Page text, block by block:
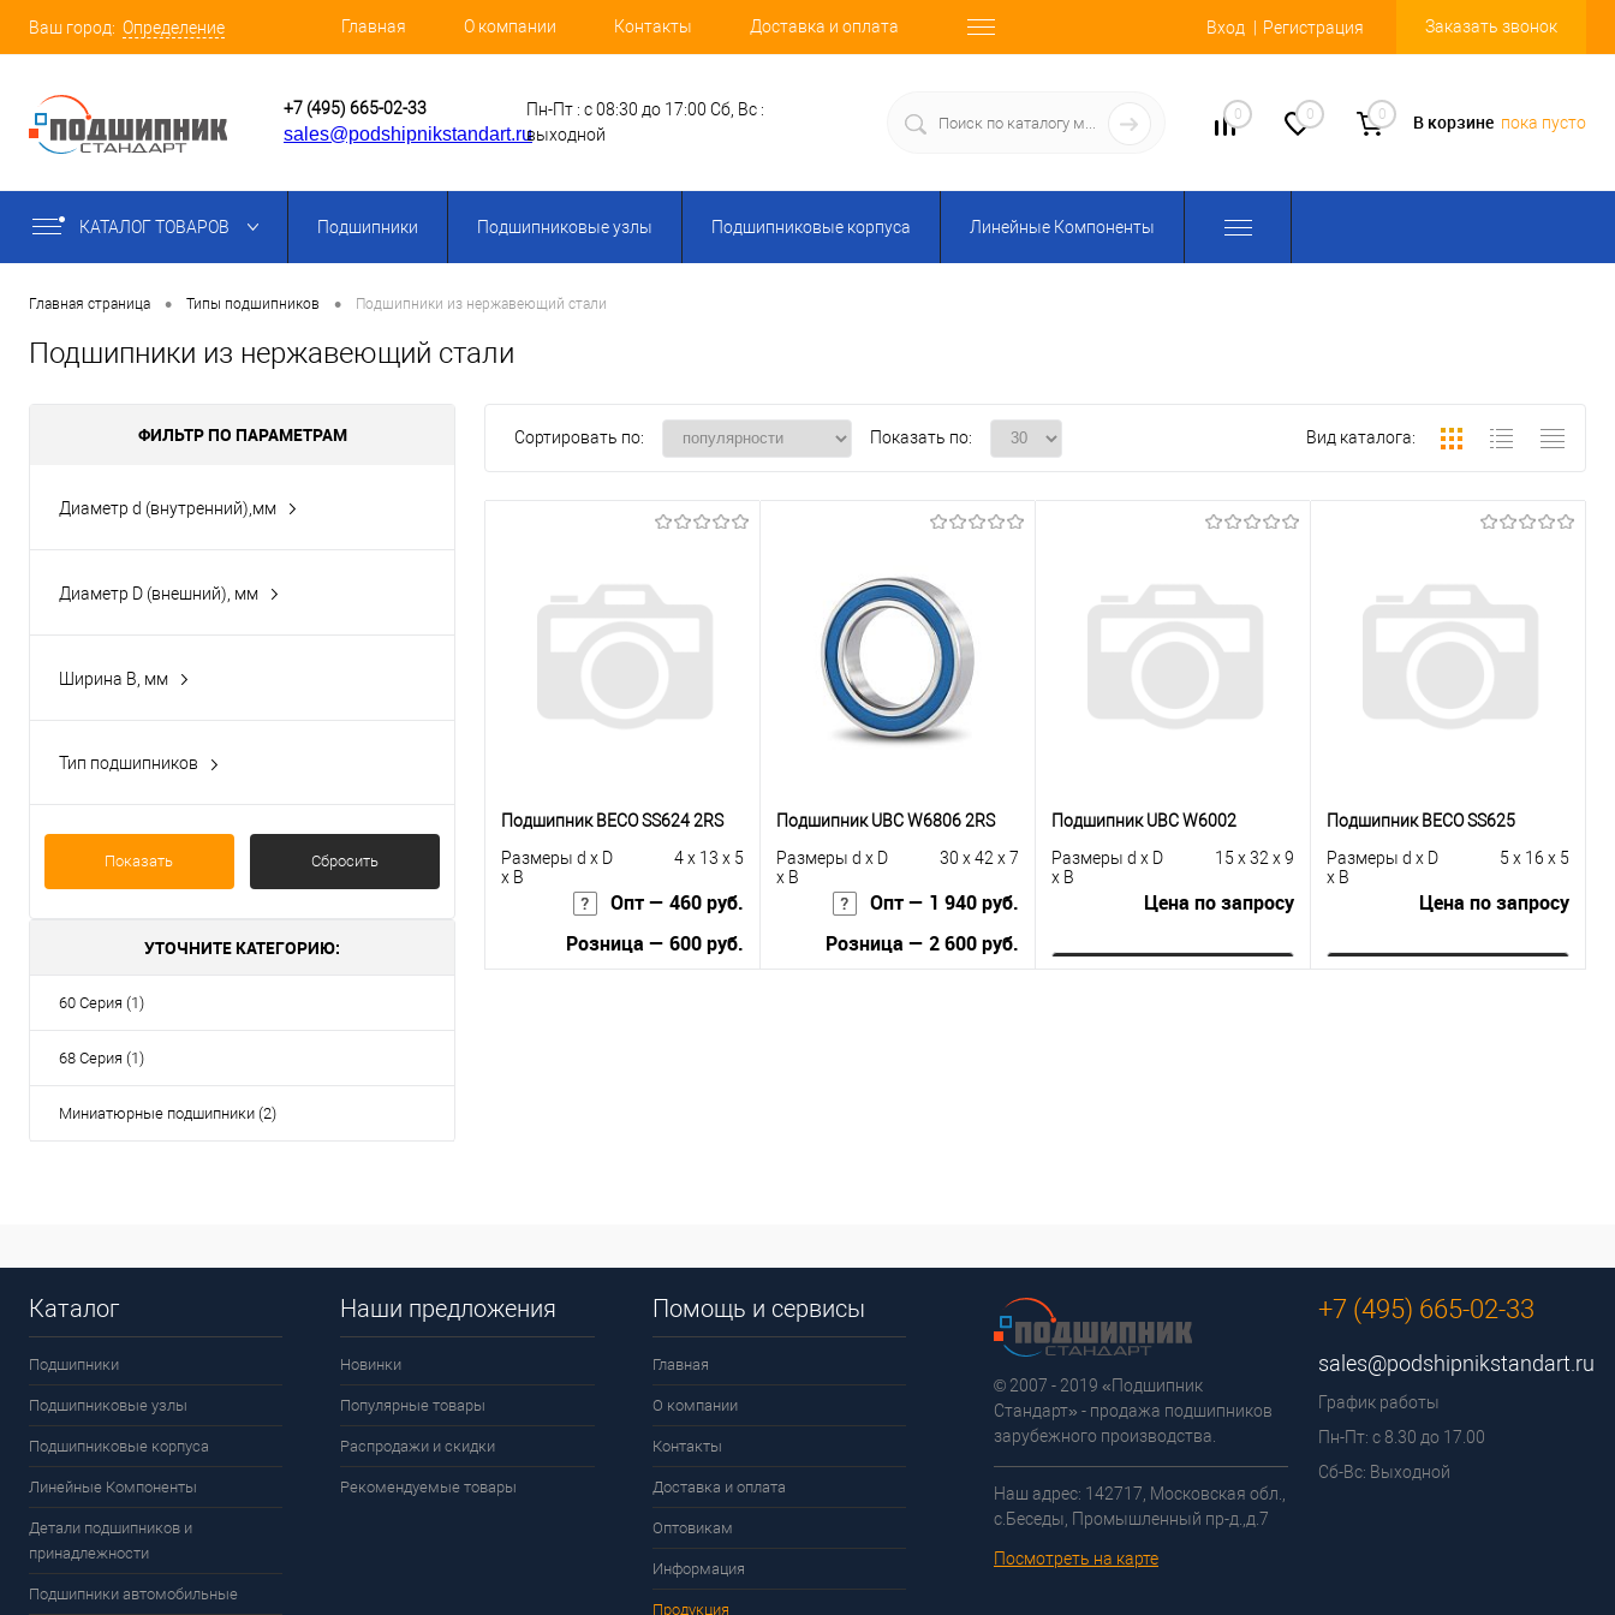
Ваш город: Определение Главная О компании Контакты Доставка и оплата Вход Регистрация Заказать звонок
+7 (495) 665-02-33
sales@podshipnikstandart.ru
Пн-Пт : с 08:30 до 17:00 Сб, Вс :
выходной
0 0 0 В корзине пока пусто
КАТАЛОГ ТОВАРОВ Подшипники Подшипниковые узлы Подшипниковые корпуса Линейные Компоненты
Главная страница • Типы подшипников • Подшипники из нержавеющий стали
Подшипники из нержавеющий стали
ФИЛЬТР ПО ПАРАМЕТРАМ
Диаметр d (внутренний),мм
Диаметр D (внешний), мм
Ширина B, мм
Тип подшипников
Показать Сбросить
УТОЧНИТЕ КАТЕГОРИЮ:
60 Серия (1)
68 Серия (1)
Миниатюрные подшипники (2)
Сортировать по: Показать по: Вид каталога:
Подшипник BECO SS624 2RS
Размеры d x D
x B
4 x 13 x 5
Опт — 460 руб.
Розница — 600 руб.
Подшипник UBC W6806 2RS
Размеры d x D
x B
30 x 42 x 7
Опт — 1 940 руб.
Розница — 2 600 руб.
Подшипник UBC W6002
Размеры d x D
x B
15 x 32 x 9
Цена по запросу
Подшипник BECO SS625
Размеры d x D
x B
5 x 16 x 5
Цена по запросу
Каталог
Подшипники
Подшипниковые узлы
Подшипниковые корпуса
Линейные Компоненты
Детали подшипников и
принадлежности
Подшипники автомобильные
Наши предложения
Новинки
Популярные товары
Распродажи и скидки
Рекомендуемые товары
Помощь и сервисы
Главная
О компании
Контакты
Доставка и оплата
Оптовикам
Информация
Продукция
© 2007 - 2019 «Подшипник
Стандарт» - продажа подшипников
зарубежного производства.
Наш адрес: 142717, Московская обл.,
с.Беседы, Промышленный пр-д.,д.7
Посмотреть на карте
+7 (495) 665-02-33
sales@podshipnikstandart.ru
График работы
Пн-Пт: с 8.30 до 17.00
Сб-Вс: Выходной